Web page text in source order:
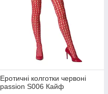
Еротичні колготки червоні
passion S006 Кайф